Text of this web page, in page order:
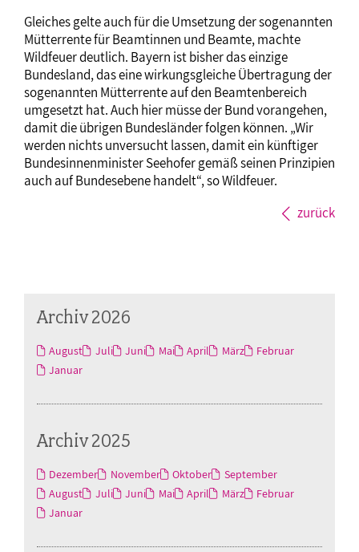
Gleiches gelte auch für die Umsetzung der sogenannten
Mütterrente für Beamtinnen und Beamte, machte
Wildfeuer deutlich. Bayern ist bisher das einzige
Bundesland, das eine wirkungsgleiche Übertragung der
sogenannten Mütterrente auf den Beamtenbereich
umgesetzt hat. Auch hier müsse der Bund vorangehen,
damit die übrigen Bundesländer folgen können. „Wir
werden nichts unversucht lassen, damit ein künftiger
Bundesinnenminister Seehofer gemäß seinen Prinzipien
auch auf Bundesebene handelt“, so Wildfeuer.
zurück
Archiv 2026
August Juli Juni Mai April März
Februar
Januar
Archiv 2025
Dezember November Oktober
September
August
Juli Juni Mai April März
Februar
Januar